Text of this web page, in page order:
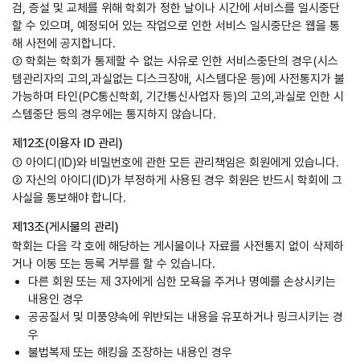
검, 증설 및 교체를 위해 학회가 정한 날이나 시간에 서비스를 일시중단
할 수 있으며, 예정되어 있는 작업으로 인한 서비스 일시중단은 웹을 통
해 사전에 공지합니다.
② 학회는 학회가 통제할 수 없는 사유로 인한 서비스중단의 경우(시스
템관리자의 고의,과실없는 디스크장애, 시스템다운 등)에 사전통지가 불
가능하며 타인(PC통신학회, 기간통신사업자 등)의 고의,과실로 인한 시
스템중단 등의 경우에는 통지하지 않습니다.
제12조(이용자 ID 관리)
① 아이디(ID)와 비밀번호에 관한 모든 관리책임은 회원에게 있습니다.
② 자신의 아이디(ID)가 부정하게 사용된 경우 회원은 반드시 학회에 그
사실을 통보해야 합니다.
제13조(게시물의 관리)
학회는 다음 각 호에 해당하는 게시물이나 자료를 사전통지 없이 삭제하
거나 이동 또는 등록 거부를 할 수 있습니다.
다른 회원 또는 제 3자에게 심한 모욕을 주거나 명예를 손상시키는
내용인 경우
공공질서 및 미풍양속에 위반되는 내용을 유포하거나 링크시키는 경
우
불법복제 또는 해킹을 조장하는 내용인 경우